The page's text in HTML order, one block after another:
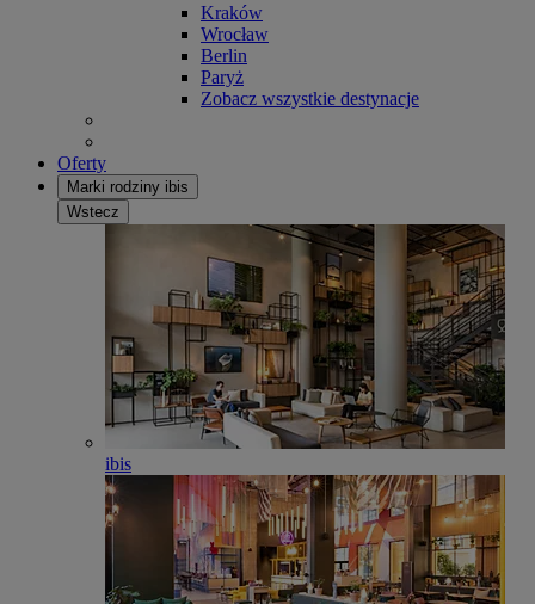
Kraków
Wrocław
Berlin
Paryż
Zobacz wszystkie destynacje
Oferty
Marki rodziny ibis
Wstecz
ibis